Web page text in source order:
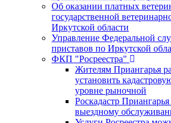
Об оказании платных
государственной
Иркутской области
Управление Федеральной
приставов по Иркутской
ФКП "Росреестра"
Жителям Приангарья
установить
уровне рыночной
Роскадастр
выездному